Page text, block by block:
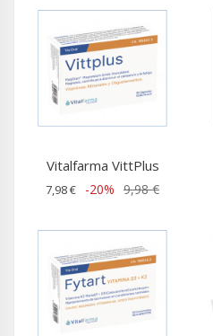
Vitalfarma VittPlus
7,98 € -20% 9,98 €